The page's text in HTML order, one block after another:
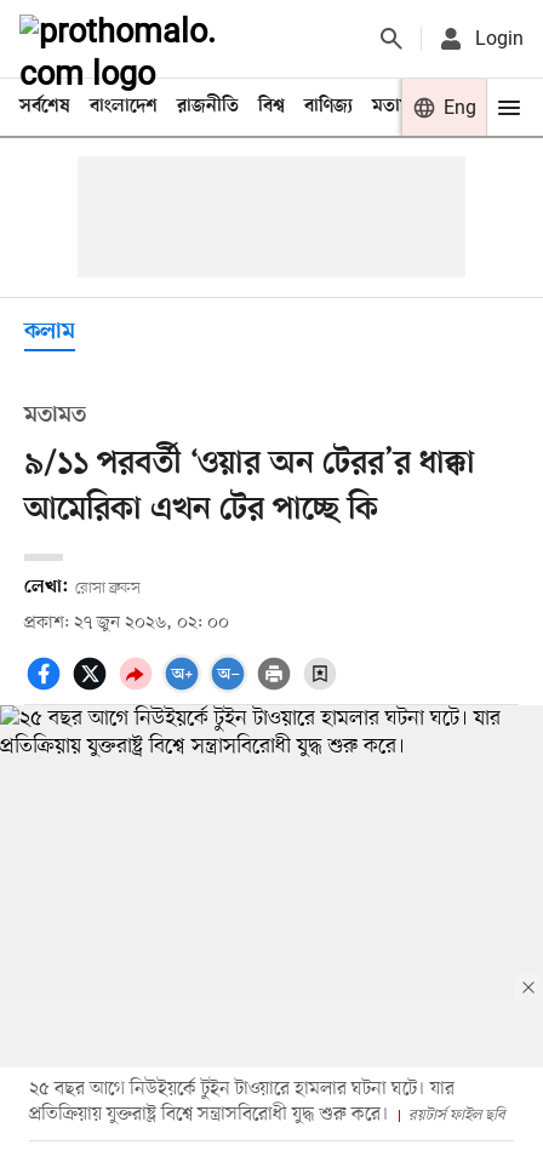
Login
সর্বশেষ বাংলাদেশ রাজনীতি বিশ্ব বাণিজ্য মতামত খেলা
Eng
কলাম
মতামত
৯/১১ পরবর্তী ‘ওয়ার অন টেরর’র ধাক্কা
আমেরিকা এখন টের পাচ্ছে কি
লেখা: রোসা ব্রুকস
প্রকাশ: ২৭ জুন ২০২৬, ০২: ০০
২৫ বছর আগে নিউইয়র্কে টুইন টাওয়ারে হামলার ঘটনা ঘটে। যার
প্রতিক্রিয়ায় যুক্তরাষ্ট্র বিশ্বে সন্ত্রাসবিরোধী যুদ্ধ শুরু করে।
রয়টার্স ফাইল ছবি